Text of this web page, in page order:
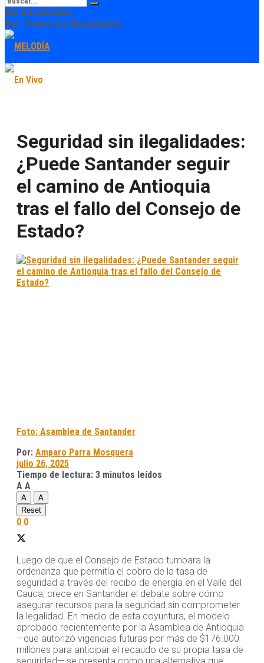
Sin Resultados
Ver Todos los Resultados
Seguridad sin ilegalidades:
¿Puede Santander seguir
el camino de Antioquia
tras el fallo del Consejo de
Estado?
Foto: Asamblea de Santander
Por: Amparo Parra Mosquera
julio 26, 2025
Tiempo de lectura: 3 minutos leídos
A A
A
A
Reset
0 0
Luego de que el Consejo de Estado tumbara la
ordenanza que permitía el cobro de la tasa de
seguridad a través del recibo de energía en el Valle del
Cauca, crece en Santander el debate sobre cómo
asegurar recursos para la seguridad sin comprometer
la legalidad. En medio de esta coyuntura, el modelo
aprobado recientemente por la Asamblea de Antioquia
—que autorizó vigencias futuras por más de $176.000
millones para anticipar el recaudo de su propia tasa de